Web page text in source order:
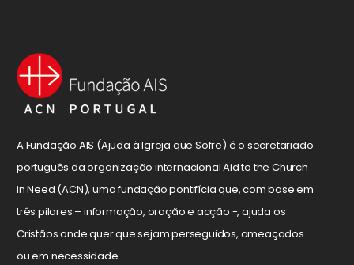
A Fundação AIS (Ajuda à Igreja que Sofre) é o secretariado
português da organização internacional Aid to the Church
in Need (ACN), uma fundação pontifícia que, com base em
três pilares – informação, oração e acção -, ajuda os
Cristãos onde quer que sejam perseguidos, ameaçados
ou em necessidade.